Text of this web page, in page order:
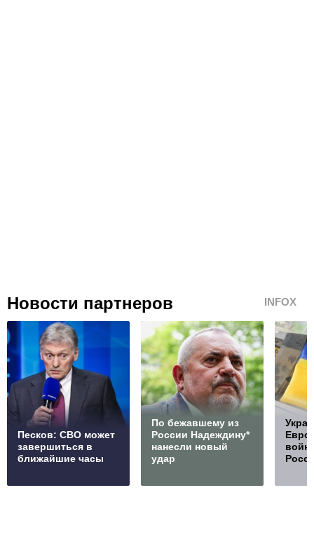
Новости партнеров INFOX
Песков: СВО может
завершиться в
ближайшие часы
По бежавшему из
России Надеждину*
нанесли новый
удар